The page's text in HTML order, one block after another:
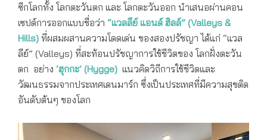
ซีกโลกทั้ง โลกตะวันตก และ โลกตะวันออก นำเสนอผ่านคอน
เซปต์การออกแบบชื่อว่า “แวลลีย์ แอนด์ ฮิลล์” (Valleys &
Hills) ที่ผสมผสานความโดดเด่น ของสองปรัชญา ได้แก่ “แวล
ลีย์” (Valleys) ที่สะท้อนปรัชญาการใช้ชีวิตของ โลกฝั่งตะวัน
ตก อย่าง ‘ฮุกกะ’ (Hygge) แนวคิดวิถีการใช้ชีวิตและ
วัฒนธรรมจากประเทศเดนมาร์ก ซึ่งเป็นประเทศที่มีความสุขติด
อันดับต้นๆ ของโลก